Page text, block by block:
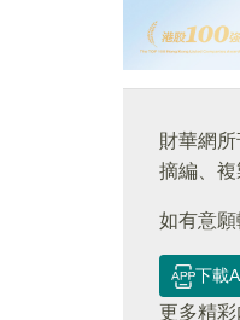
財華網
摘編、複
如有意
下載
更多精彩